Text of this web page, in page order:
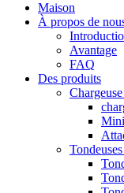
Maison
À propos de
Avantage
FAQ
Des produits